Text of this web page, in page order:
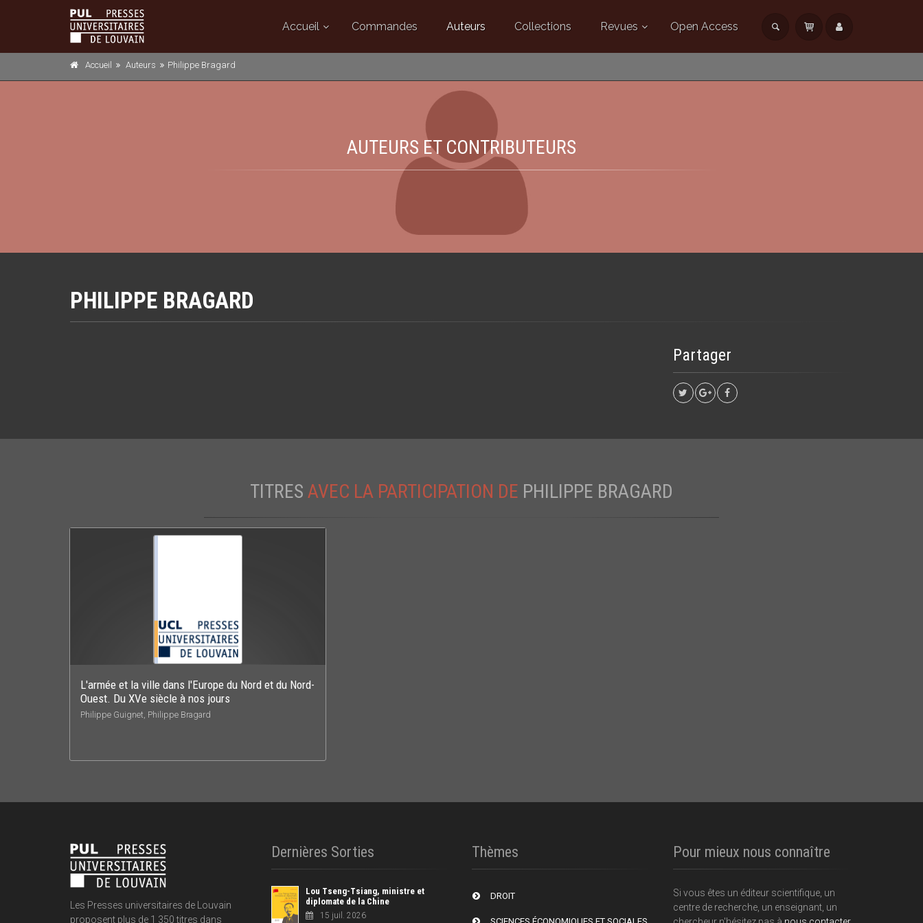
Accueil Commandes Auteurs Collections Revues Open Access
Accueil Auteurs Philippe Bragard
AUTEURS ET CONTRIBUTEURS
PHILIPPE BRAGARD
Partager
TITRES AVEC LA PARTICIPATION DE PHILIPPE BRAGARD
L'armée et la ville dans l'Europe du Nord et du Nord-
Ouest. Du XVe siècle à nos jours
Philippe Guignet, Philippe Bragard
Les Presses universitaires de Louvain
proposent plus de 1 350 titres dans
Dernières Sorties
Lou Tseng-Tsiang, ministre et
diplomate de la Chine
15 juil. 2026
Thèmes
DROIT
SCIENCES ÉCONOMIQUES ET SOCIALES
Pour mieux nous connaître
Si vous êtes un éditeur scientifique, un
centre de recherche, un enseignant, un